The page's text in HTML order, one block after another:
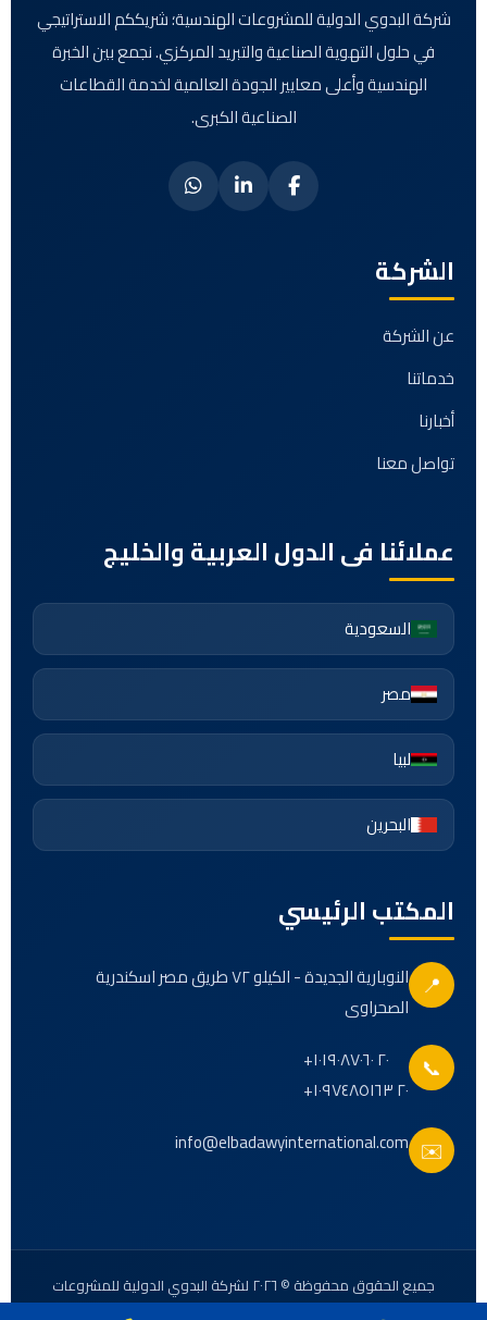
شركة البدوي الدولية للمشروعات الهندسية؛ شريككم الاستراتيجي
في حلول التهوية الصناعية والتبريد المركزي. نجمع بين الخبرة
الهندسية وأعلى معايير الجودة العالمية لخدمة القطاعات
الصناعية الكبرى.
الشركة
عن الشركة
خدماتنا
أخبارنا
تواصل معنا
عملائنا فى الدول العربية والخليج
السعودية
مصر
لبيا
البحرين
المكتب الرئيسي
📍
النوبارية الجديدة - الكيلو ٧٢ طريق مصر اسكندرية
الصحراوى
📞
+٢٠ ١٠١٩٠٨٧٠٦٠
+٢٠ ١٠٩٧٤٨٥١٦٣
✉️
info@elbadawyinternational.com
جميع الحقوق محفوظة © ٢٠٢٦ لشركة البدوي الدولية للمشروعات
الهندسية والتوريدات الصناعية